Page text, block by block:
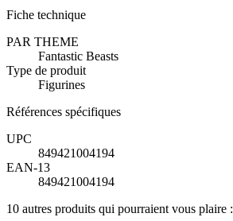
Fiche technique
PAR THEME
Fantastic Beasts
Type de produit
Figurines
Références spécifiques
UPC
849421004194
EAN-13
849421004194
10 autres produits qui pourraient vous plaire :